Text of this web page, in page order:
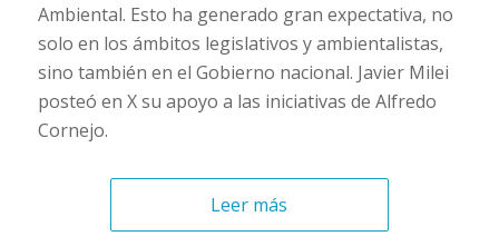
Ambiental. Esto ha generado gran expectativa, no
solo en los ámbitos legislativos y ambientalistas,
sino también en el Gobierno nacional. Javier Milei
posteó en X su apoyo a las iniciativas de Alfredo
Cornejo.
Leer más